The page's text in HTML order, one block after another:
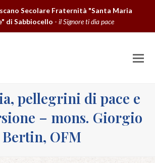
Secolare Fraternità "Santa Maria
di Sabbiocello - il Signore ti dia pace
pellegrini di pace e
– mons. Giorgio
Bertin, OFM